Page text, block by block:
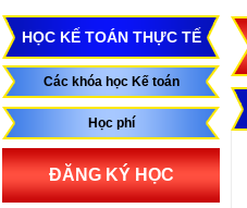
HỌC KẾ TOÁN THỰC TẾ
Các khóa học Kế toán
Học phí
ĐĂNG KÝ HỌC